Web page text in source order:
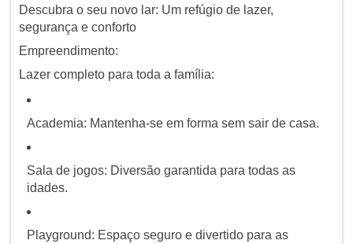
Descubra o seu novo lar: Um refúgio de lazer,
segurança e conforto
Empreendimento:
Lazer completo para toda a família:
Academia: Mantenha-se em forma sem sair de casa.
Sala de jogos: Diversão garantida para todas as
idades.
Playground: Espaço seguro e divertido para as